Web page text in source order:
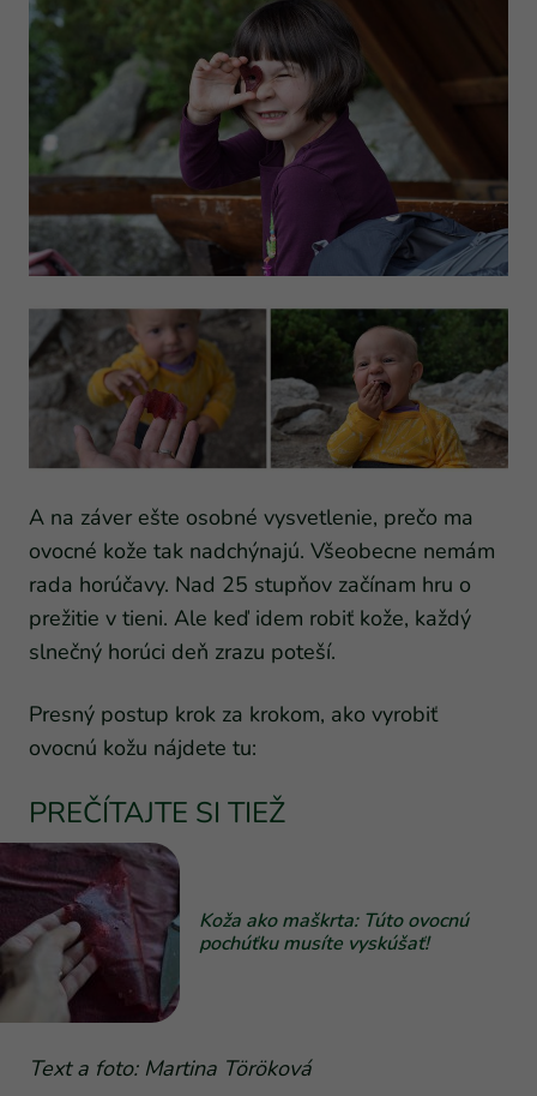
A na záver ešte osobné vysvetlenie, prečo ma
ovocné kože tak nadchýnajú. Všeobecne nemám
rada horúčavy. Nad 25 stupňov začínam hru o
prežitie v tieni. Ale keď idem robiť kože, každý
slnečný horúci deň zrazu poteší.
Presný postup krok za krokom, ako vyrobiť
ovocnú kožu nájdete tu:
PREČÍTAJTE SI TIEŽ
Koža ako maškrta: Túto ovocnú
pochúťku musíte vyskúšať!
Text a foto: Martina Töröková